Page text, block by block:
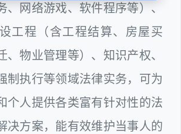
、网络游戏、软件程序等）、
工程（含工程结算、房屋买
、物业管理等）、知识产权、
制执行等领域法律实务，可为
个人提供各类富有针对性的法
决方案，能有效维护当事人的